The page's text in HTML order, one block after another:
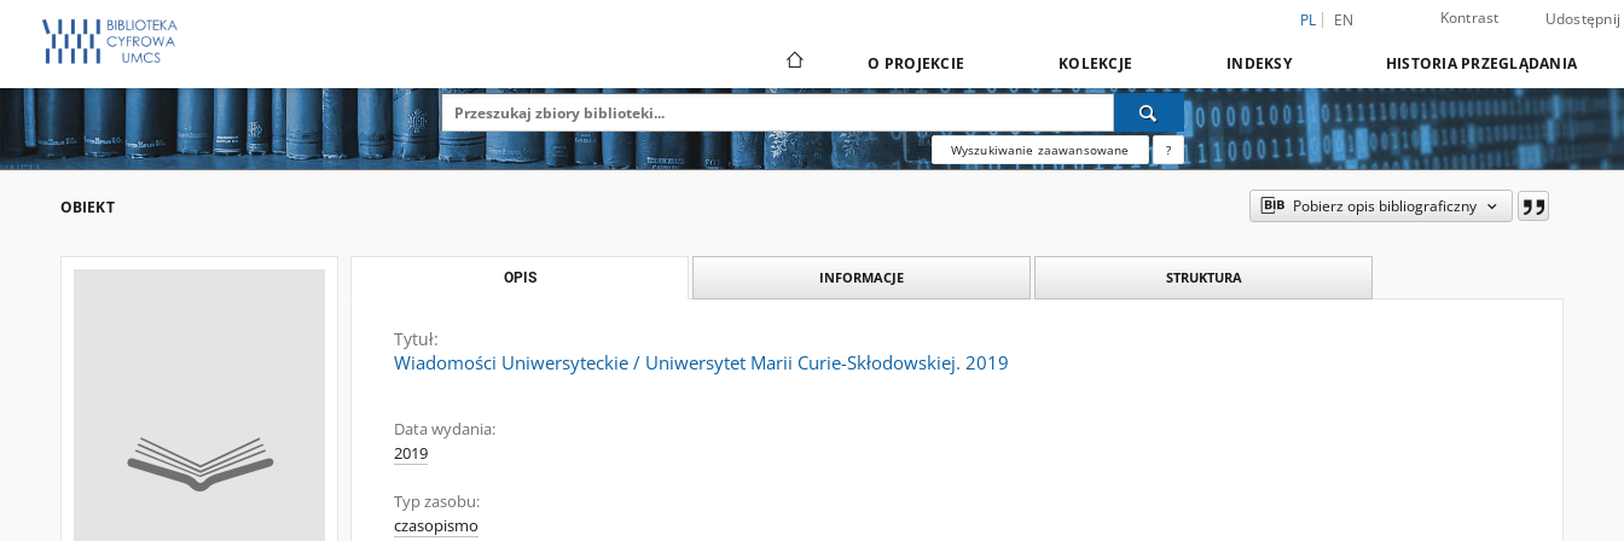
PL EN Kontrast Udostępnij
O PROJEKCIE KOLEKCJE INDEKSY HISTORIA PRZEGLĄDANIA
Wyszukiwanie zaawansowane ?
OBIEKT Pobierz opis bibliograficzny
OPIS INFORMACJE STRUKTURA
Tytuł:
Wiadomości Uniwersyteckie / Uniwersytet Marii Curie-Skłodowskiej. 2019
Data wydania:
2019
Typ zasobu:
czasopismo